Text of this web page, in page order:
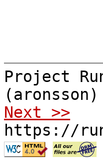
Project
(aronsson)
Next >>
https://